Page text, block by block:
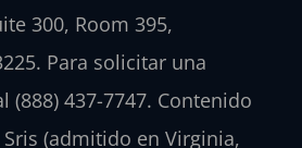
300, Room 395,
Para solicitar una
(888) 437-7747. Contenido
(admitido en Virginia,